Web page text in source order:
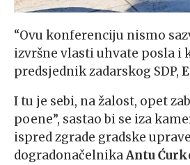
“Ovu konferenciju nismo
izvršne vlasti uhvate posla i
predsjednik zadarskog SDP,
I tu je sebi, na žalost, opet
poene”, sastao bi se iza
ispred zgrade gradske
dogradonačelnikaAntu